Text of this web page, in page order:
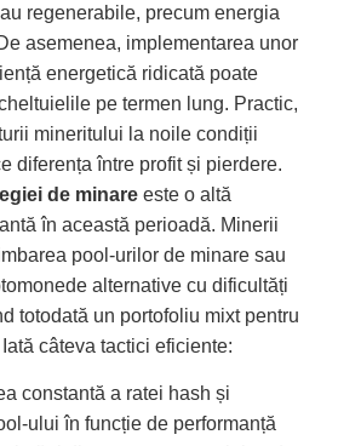
regenerabile, precum energia
asemenea, implementarea unor
energetică ridicată poate
pe termen lung. Practic,
mineritului la noile condiții
diferența între profit și pierdere.
de minare este o altă
în această perioadă. Minerii
pool-urilor de minare sau
alternative cu dificultăți
totodată un portofoliu mixt pentru
câteva tactici eficiente:
constantă a ratei hash și
ului în funcție de performanță